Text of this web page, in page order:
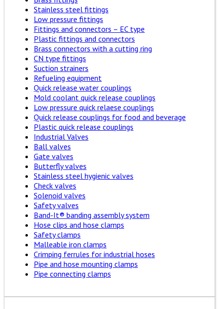
Stainless steel fittings
Low pressure fittings
Fittings and connectors – EC type
Plastic fittings and connectors
Brass connectors with a cutting ring
CN type fittings
Suction strainers
Refueling equipment
Quick release water couplings
Mold coolant quick release couplings
Low pressure quick relaese couplings
Quick release couplings for food and beverage
Plastic quick release couplings
Industrial Valves
Ball valves
Gate valves
Butterfly valves
Stainless steel hygienic valves
Check valves
Solenoid valves
Safety valves
Band-It® banding assembly system
Hose clips and hose clamps
Safety clamps
Malleable iron clamps
Crimping ferrules for industrial hoses
Pipe and hose mounting clamps
Pipe connecting clamps